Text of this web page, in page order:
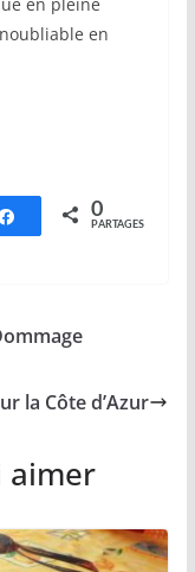
en
Partagez0
PARTAGES
la Côte d’Azur
aimer